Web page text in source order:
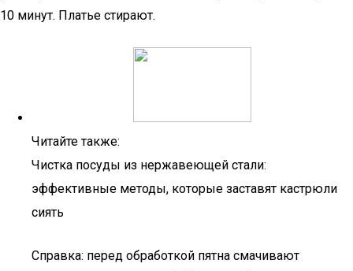
10 минут. Платье стирают.
Читайте также:
Чистка посуды из нержавеющей стали:
эффективные методы, которые заставят кастрюли
сиять
Справка: перед обработкой пятна смачивают